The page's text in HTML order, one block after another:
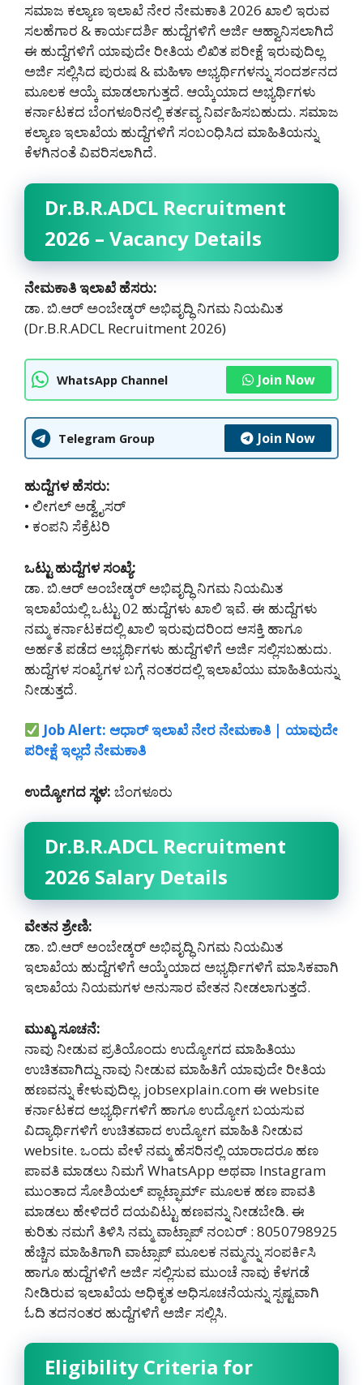
ಸಮಾಜ ಕಲ್ಯಾಣ ಇಲಾಖೆ ನೇರ ನೇಮಕಾತಿ 2026 ಖಾಲಿ ಇರುವ
ಸಲಹೆಗಾರ & ಕಾರ್ಯದರ್ಶಿ ಹುದ್ದೆಗಳಿಗೆ ಅರ್ಜಿ ಆಹ್ವಾನಿಸಲಾಗಿದೆ
ಈ ಹುದ್ದೆಗಳಿಗೆ ಯಾವುದೇ ರೀತಿಯ ಲಿಖಿತ ಪರೀಕ್ಷೆ ಇರುವುದಿಲ್ಲ
ಅರ್ಜಿ ಸಲ್ಲಿಸಿದ ಪುರುಷ & ಮಹಿಳಾ ಅಭ್ಯರ್ಥಿಗಳನ್ನು ಸಂದರ್ಶನದ
ಮೂಲಕ ಆಯ್ಕೆ ಮಾಡಲಾಗುತ್ತದೆ. ಆಯ್ಕೆಯಾದ ಅಭ್ಯರ್ಥಿಗಳು
ಕರ್ನಾಟಕದ ಬೆಂಗಳೂರಿನಲ್ಲಿ ಕರ್ತವ್ಯ ನಿರ್ವಹಿಸಬಹುದು. ಸಮಾಜ
ಕಲ್ಯಾಣ ಇಲಾಖೆಯ ಹುದ್ದೆಗಳಿಗೆ ಸಂಬಂಧಿಸಿದ ಮಾಹಿತಿಯನ್ನು
ಕೆಳಗಿನಂತೆ ವಿವರಿಸಲಾಗಿದೆ.
Dr.B.R.ADCL Recruitment
2026 – Vacancy Details
ನೇಮಕಾತಿ ಇಲಾಖೆ ಹೆಸರು:
ಡಾ. ಬಿ.ಆರ್ ಅಂಬೇಡ್ಕರ್ ಅಭಿವೃದ್ಧಿ ನಿಗಮ ನಿಯಮಿತ
(Dr.B.R.ADCL Recruitment 2026)
WhatsApp Channel Join Now
Telegram Group Join Now
ಹುದ್ದೆಗಳ ಹೆಸರು:
• ಲೀಗಲ್ ಅಡ್ವೈಸರ್
• ಕಂಪನಿ ಸೆಕ್ರೆಟರಿ
ಒಟ್ಟು ಹುದ್ದೆಗಳ ಸಂಖ್ಯೆ:
ಡಾ. ಬಿ.ಆರ್ ಅಂಬೇಡ್ಕರ್ ಅಭಿವೃದ್ಧಿ ನಿಗಮ ನಿಯಮಿತ
ಇಲಾಖೆಯಲ್ಲಿ ಒಟ್ಟು 02 ಹುದ್ದೆಗಳು ಖಾಲಿ ಇವೆ. ಈ ಹುದ್ದೆಗಳು
ನಮ್ಮ ಕರ್ನಾಟಕದಲ್ಲಿ ‌ಖಾಲಿ ಇರುವುದರಿಂದ ಆಸಕ್ತಿ ಹಾಗೂ
ಅರ್ಹತೆ ಪಡೆದ ಅಭ್ಯರ್ಥಿಗಳು ಹುದ್ದೆಗಳಿಗೆ ಅರ್ಜಿ ಸಲ್ಲಿಸಬಹುದು.
ಹುದ್ದೆಗಳ ಸಂಖ್ಯೆಗಳ ಬಗ್ಗೆ ನಂತರದಲ್ಲಿ ಇಲಾಖೆಯು ಮಾಹಿತಿಯನ್ನು
ನೀಡುತ್ತದೆ.
Job Alert: ಆಧಾರ್ ಇಲಾಖೆ ನೇರ ನೇಮಕಾತಿ | ಯಾವುದೇ
ಪರೀಕ್ಷೆ ಇಲ್ಲದೆ ನೇಮಕಾತಿ
ಉದ್ಯೋಗದ ಸ್ಥಳ: ಬೆಂಗಳೂರು
Dr.B.R.ADCL Recruitment
2026 Salary Details
ವೇತನ ಶ್ರೇಣಿ:
ಡಾ. ಬಿ.ಆರ್ ಅಂಬೇಡ್ಕರ್ ಅಭಿವೃದ್ಧಿ ನಿಗಮ ನಿಯಮಿತ
ಇಲಾಖೆಯ ಹುದ್ದೆಗಳಿಗೆ ಆಯ್ಕೆಯಾದ ಅಭ್ಯರ್ಥಿಗಳಿಗೆ ಮಾಸಿಕವಾಗಿ
ಇಲಾಖೆಯ ನಿಯಮಗಳ ಅನುಸಾರ ವೇತನ ನೀಡಲಾಗುತ್ತದೆ.
ಮುಖ್ಯ ಸೂಚನೆ:
ನಾವು ನೀಡುವ ಪ್ರತಿಯೊಂದು ಉದ್ಯೋಗದ ಮಾಹಿತಿಯು
ಉಚಿತವಾಗಿದ್ದು ನಾವು ನೀಡುವ ಮಾಹಿತಿಗೆ ಯಾವುದೇ ರೀತಿಯ
ಹಣವನ್ನು ಕೇಳುವುದಿಲ್ಲ. jobsexplain.com ಈ website
ಕರ್ನಾಟಕದ ಅಭ್ಯರ್ಥಿಗಳಿಗೆ ಹಾಗೂ ಉದ್ಯೋಗ ಬಯಸುವ
ವಿದ್ಯಾರ್ಥಿಗಳಿಗೆ ಉಚಿತವಾದ ಉದ್ಯೋಗ ಮಾಹಿತಿ ನೀಡುವ
website. ಒಂದು ವೇಳೆ ನಮ್ಮ ಹೆಸರಿನಲ್ಲಿ ಯಾರಾದರೂ ಹಣ
ಪಾವತಿ ಮಾಡಲು ನಿಮಗೆ WhatsApp ಅಥವಾ Instagram
ಮುಂತಾದ ಸೋಶಿಯಲ್ ಪ್ಲಾಟ್ಫಾರ್ಮ್ ಮೂಲಕ ಹಣ ಪಾವತಿ
ಮಾಡಲು ಹೇಳಿದರೆ ದಯವಿಟ್ಟು ಹಣವನ್ನು ನೀಡಬೇಡಿ‌. ಈ
ಕುರಿತು ನಮಗೆ ತಿಳಿಸಿ ನಮ್ಮ ವಾಟ್ಸಾಪ್ ನಂಬರ್ : 8050798925
ಹೆಚ್ಚಿನ ಮಾಹಿತಿಗಾಗಿ ವಾಟ್ಸಾಪ್ ಮೂಲಕ ನಮ್ಮನ್ನು ಸಂಪರ್ಕಿಸಿ
ಹಾಗೂ ಹುದ್ದೆಗಳಿಗೆ ಅರ್ಜಿ ಸಲ್ಲಿಸುವ ಮುಂಚೆ ನಾವು ಕೆಳಗಡೆ
ನೀಡಿರುವ ಇಲಾಖೆಯ ಅಧಿಕೃತ ಅಧಿಸೂಚನೆಯನ್ನು ಸ್ಪಷ್ಟವಾಗಿ
ಓದಿ ತದನಂತರ ಹುದ್ದೆಗಳಿಗೆ ಅರ್ಜಿ ಸಲ್ಲಿಸಿ.
Eligibility Criteria for